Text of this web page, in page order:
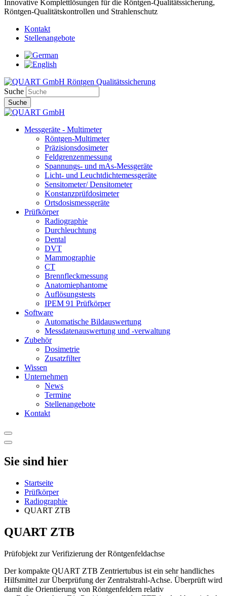
Innovative Komplettlösungen für die Röntgen-Qualitätssicherung,
Röntgen-Qualitätskontrollen und Strahlenschutz
Kontakt
Stellenangebote
Suche
Messgeräte - Multimeter
Röntgen-Multimeter
Präzisionsdosimeter
Feldgrenzenmessung
Spannungs- und mAs-Messgeräte
Licht- und Leuchtdichtemessgeräte
Sensitometer/ Densitometer
Konstanzprüfdosimeter
Ortsdosismessgeräte
Prüfkörper
Radiographie
Durchleuchtung
Dental
DVT
Mammographie
CT
Brennfleckmessung
Anatomiephantome
Auflösungstests
IPEM 91 Prüfkörper
Software
Automatische Bildauswertung
Messdatenauswertung und -verwaltung
Zubehör
Dosimetrie
Zusatzfilter
Wissen
Unternehmen
News
Termine
Stellenangebote
Kontakt
Sie sind hier
Startseite
Prüfkörper
Radiographie
QUART ZTB
QUART ZTB
Prüfobjekt zur Verifizierung der Röntgenfeldachse
Der kompakte QUART ZTB Zentriertubus ist ein sehr handliches
Hilfsmittel zur Überprüfung der Zentralstrahl-Achse. Überprüft wird
damit die Orientierung von Röntgenfeldern relativ